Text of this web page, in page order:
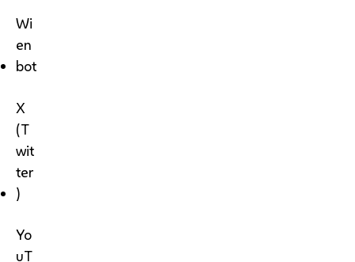
Wi
en
bot
X
(T
wit
ter
)
Yo
uT